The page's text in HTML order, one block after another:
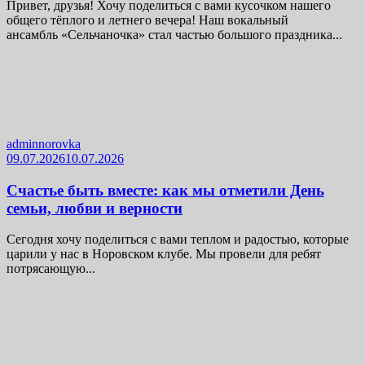
Привет, друзья! Хочу поделиться с вами кусочком нашего
общего тёплого и летнего вечера! Наш вокальный
ансамбль «Сельчаночка» стал частью большого праздника...
adminnorovka
09.07.202610.07.2026
Счастье быть вместе: как мы отметили День
семьи, любви и верности
Сегодня хочу поделиться с вами теплом и радостью, которые
царили у нас в Норовском клубе. Мы провели для ребят
потрясающую...